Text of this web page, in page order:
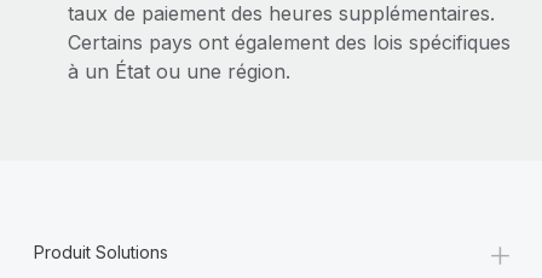
taux de paiement des heures supplémentaires.
Certains pays ont également des lois spécifiques
à un État ou une région.
Produit Solutions +